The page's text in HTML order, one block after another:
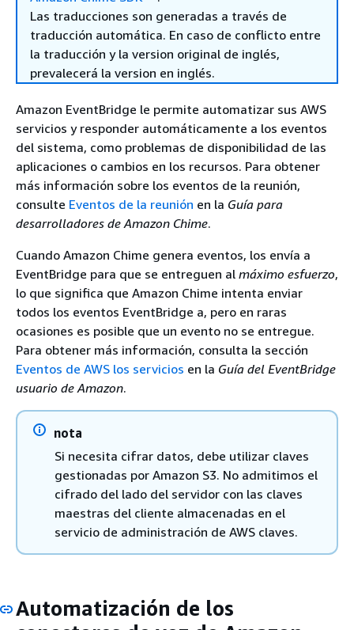
Las traducciones son generadas a través de
traducción automática. En caso de conflicto entre
la traducción y la version original de inglés,
prevalecerá la version en inglés.
Amazon EventBridge le permite automatizar sus AWS
servicios y responder automáticamente a los eventos
del sistema, como problemas de disponibilidad de las
aplicaciones o cambios en los recursos. Para obtener
más información sobre los eventos de la reunión,
consulte Eventos de la reunión en la Guía para
desarrolladores de Amazon Chime.
Cuando Amazon Chime genera eventos, los envía a
EventBridge para que se entreguen al máximo esfuerzo,
lo que significa que Amazon Chime intenta enviar
todos los eventos EventBridge a, pero en raras
ocasiones es posible que un evento no se entregue.
Para obtener más información, consulta la sección
Eventos de AWS los servicios en la Guía del EventBridge
usuario de Amazon.
nota
Si necesita cifrar datos, debe utilizar claves
gestionadas por Amazon S3. No admitimos el
cifrado del lado del servidor con las claves
maestras del cliente almacenadas en el
servicio de administración de AWS claves.
Automatización de los